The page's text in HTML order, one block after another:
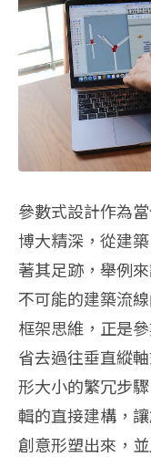
參數式設計作為
博大精深，從建
著其足跡，舉例
不可能的建築流
框架思維，正是
省去過往垂直縱
形大小的繁冗步
輯的直接建構，
創意形塑出來，